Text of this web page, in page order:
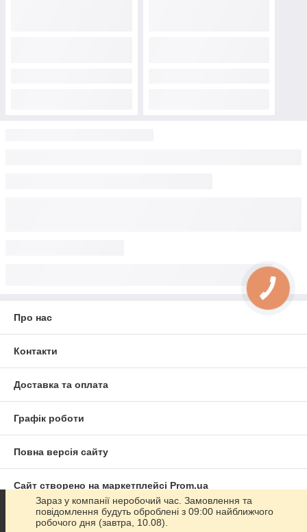
Про нас
Контакти
Доставка та оплата
Графік роботи
Повна версія сайту
Сайт створено на маркетплейсі Prom.ua
Політика конфіденційності
Зараз у компанії неробочий час. Замовлення та
повідомлення будуть оброблені з 09:00 найближчого
робочого дня (завтра, 10.08).